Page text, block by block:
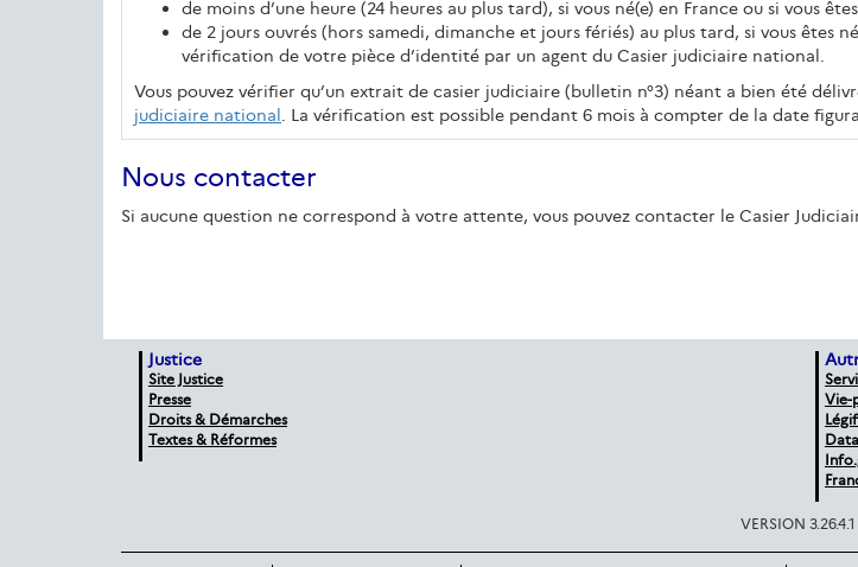
de moins d’une heure (24 heures au plus tard), si vous né(e) en France ou si vous
de 2 jours ouvrés (hors samedi, dimanche et jours fériés) au plus tard, si vous êtes
vérification de votre pièce d’identité par un agent du Casier judiciaire national.
Vous pouvez vérifier qu’un extrait de casier judiciaire (bulletin n°3) néant a bien été
judiciaire national. La vérification est possible pendant 6 mois à compter de la date
Nous contacter
Si aucune question ne correspond à votre attente, vous pouvez contacter le Casier
Justice
Site Justice
Presse
Droits & Démarches
Textes & Réformes
Vie-
VERSION 3.26.4.1